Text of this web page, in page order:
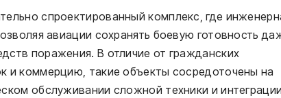
спроектированный комплекс, где
авиации сохранять боевую готовность
поражения. В отличие от гражданских
и коммерцию, такие объекты сосредоточены на
обслуживании сложной техники и